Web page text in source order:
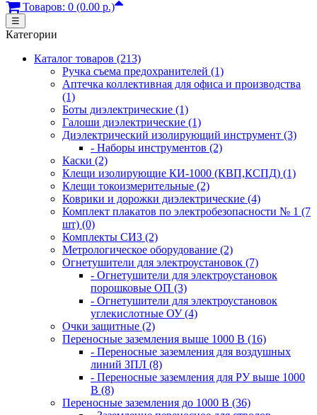
Товаров: 0 (0.00 р.)
☰
Категории
Каталог товаров (213)
Ручка съема предохранителей (1)
Аптечка коллективная для офиса и производства
(1)
Боты диэлектрические (1)
Галоши диэлектрические (1)
Диэлектрический изолирующий инструмент (3)
- Наборы инструментов (2)
Каски (2)
Клещи изолирующие КИ-1000 (КВП,КСПД) (1)
Клещи токоизмерительные (2)
Коврики и дорожки диэлектрические (4)
Комплект плакатов по электробезопасности № 1 (7
шт) (0)
Комплекты СИЗ (2)
Метрологическое оборудование (2)
Огнетушители для электроустановок (7)
- Огнетушители для электроустановок
порошковые ОП (3)
- Огнетушители для электроустановок
углекислотные ОУ (4)
Очки защитные (2)
Переносные заземления выше 1000 В (16)
- Переносные заземления для воздушных
линий ЗПЛ (8)
- Переносные заземления для РУ выше 1000
В (8)
Переносные заземления до 1000 В (36)